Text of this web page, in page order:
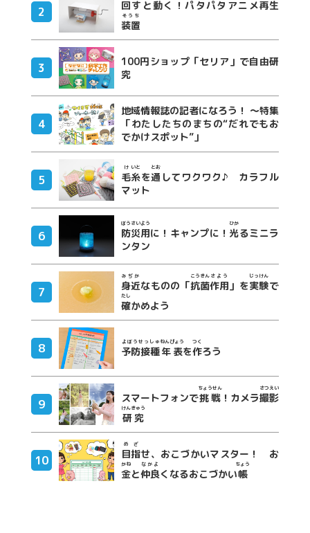
回すと動く！パタパタアニメ再生
装置
そうち
100円ショップ「セリア」で自由研
究
地域情報誌の記者になろう！ ～特集
「わたしたちのまちの“だれでもお
でかけスポット”」
毛
け
糸
いと
を通
とお
してワクワク♪ カラフル
マット
防災
ぼうさい
用
よう
に！キャンプに！ 光
ひか
るミニラ
ンタン
身近
みぢか
なものの「抗菌
こうきん
作用
さよう
」を実験
じっけん
で
確
たし
かめよう
予防接種
よぼうせっしゅ
年表
ねんぴょう
を作
つく
ろう
スマートフォンで挑戦
ちょうせん
！カメラ撮影
さつえい
研究
けんきゅう
目指
めざ
せ、おこづかいマスター！ お
金
かね
と仲良
なかよ
くなるおこづかい帳
ちょう